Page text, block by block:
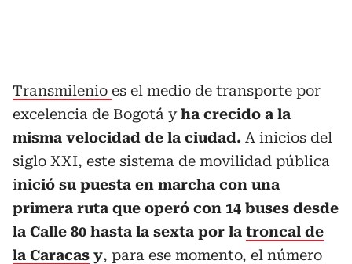
Transmilenio es el medio de transporte por
excelencia de Bogotá yha crecido a la
misma velocidad de la ciudad. A inicios del
siglo XXI, este sistema de movilidad pública
inició su puesta en marcha con una
primera ruta que operó con 14 buses desde
la Calle 80 hasta la sexta por la troncal de
la Caracas y, para ese momento, el número